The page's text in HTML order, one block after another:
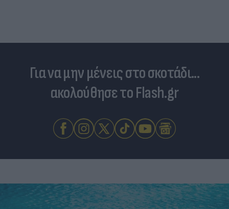
Για να μην μένεις στο σκοτάδι...
ακολούθησε το Flash.gr